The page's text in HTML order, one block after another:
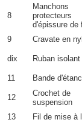
8
Manchons
protecteurs
d'épissure de
9 Cravate en
dix Ruban isolant
11 Bande
12
Crochet de
suspension
13 Fil de mise à